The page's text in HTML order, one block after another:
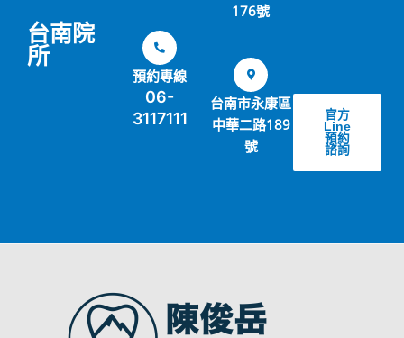
176號
台南院
所
預約專線
06-
3117111
台南市永康區
中華二路189
號
官方
Line
預約
諮詢